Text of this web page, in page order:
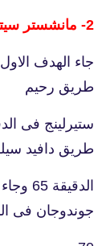
2- مانشستر سيتي VS. أستون فيلا 3 - 0
جاء الهدف
طريق رحيم
طريق دافيد
جوندوجان فى